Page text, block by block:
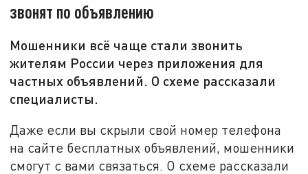
звонят по объявлению
Мошенники всё чаще стали звонить
жителям России через приложения для
частных объявлений. О схеме рассказали
специалисты.
Даже если вы скрыли свой номер телефона
на сайте бесплатных объявлений, мошенники
смогут с вами связаться. О схеме рассказали